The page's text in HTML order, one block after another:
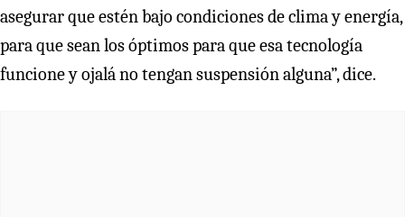
asegurar que estén bajo condiciones de clima y energía,
para que sean los óptimos para que esa tecnología
funcione y ojalá no tengan suspensión alguna”, dice.